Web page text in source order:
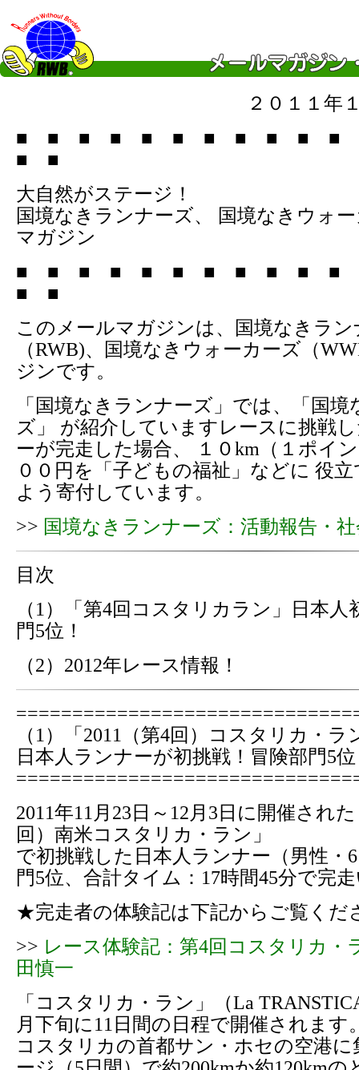
２０１１年
■ ■ ■ ■ ■ ■ ■ ■ ■ ■
■ ■
大自然がステージ！
国境なきランナーズ、 国境なきウォ
マガジン
■ ■ ■ ■ ■ ■ ■ ■ ■ ■
■ ■
このメールマガジンは、国境なきラン
（RWB)、国境なきウォーカーズ（
ジンです。
「国境なきランナーズ」では、「国
ズ」 が紹介していますレースに挑戦
ーが完走した場合、 １０km（１ポイ
００円を「子どもの福祉」などに 役
よう寄付しています。
>> 国境なきランナーズ：活動報告・
目次
（1）「第4回コスタリカラン」日本人
門5位！
（2）2012年レース情報！
（1）「2011（第4回）コスタリカ・ラ
日本人ランナーが初挑戦！冒険部門5
2011年11月23日～12月3日に開催され
回）南米コスタリカ・ラン」
で初挑戦した日本人ランナー（男性・
門5位、合計タイム：17時間45分で完
★完走者の体験記は下記からご覧くだ
>> レース体験記：第4回コスタリカ・
田慎一
「コスタリカ・ラン」（La
月下旬に11日間の日程で開催されます
コスタリカの首都サン・ホセの空港に